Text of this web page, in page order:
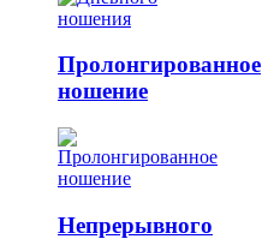
Пролонгированное
ношение
Непрерывного